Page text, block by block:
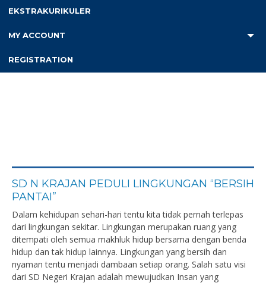
EKSTRAKURIKULER
MY ACCOUNT
REGISTRATION
SD N KRAJAN PEDULI LINGKUNGAN “BERSIH
PANTAI”
Dalam kehidupan sehari-hari tentu kita tidak pernah terlepas
dari lingkungan sekitar. Lingkungan merupakan ruang yang
ditempati oleh semua makhluk hidup bersama dengan benda
hidup dan tak hidup lainnya. Lingkungan yang bersih dan
nyaman tentu menjadi dambaan setiap orang. Salah satu visi
dari SD Negeri Krajan adalah mewujudkan Insan yang